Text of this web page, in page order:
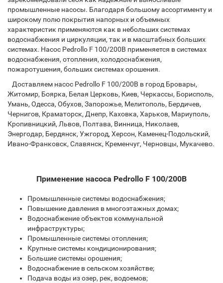
промышленные насосы. Благодаря большому ассортименту и
широкому полю покрытия напорных и объемных
характеристик применяются как в небольших системах
водоснабжения и циркуляции, так и в масштабных больших
системах. Насос Pedrollo F 100/200B применяется в системах
водоснабжения, отопления, холодоснабжения,
пожаротушения, больших системах орошения.
Доставляем насос Pedrollo F 100/200B в город Бровары,
Житомир, Боярка, Белая Церковь, Киев, Черкассы, Борисполь,
Умань, Одесса, Обухов, Запорожье, Мелитополь, Бердичев,
Чернигов, Краматорск, Днепр, Каховка, Харьков, Мариуполь,
Кропивницкий, Львов, Полтава, Винница, Николаев,
Энергодар, Бердянск, Ужгород, Херсон, Каменец-Подольский,
Ивано-Франковск, Славянск, Кременчуг, Черновцы, Мукачево.
Применение насоса Pedrollo F 100/200B
Промышленные системы водоснабжения;
Повышение давления в многоэтажных домах;
Водоснабжение объектов коммунальной
инфраструктуры;
Промышленные системы отопления;
Крупные системы кондиционирования;
Большие системы орошения;
Водоснабжение в сельском хозяйстве;
Подача воды из озер, рек, водоемов;